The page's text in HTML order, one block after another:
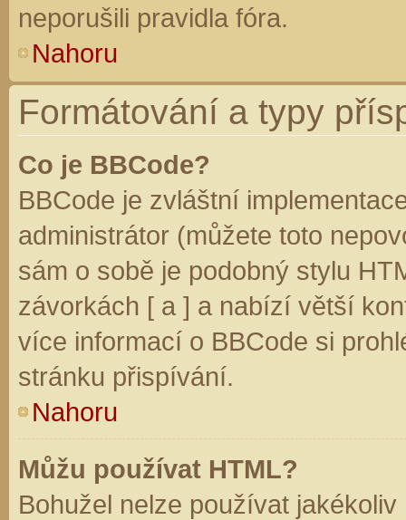
neporušili pravidla fóra.
Nahoru
Formátování a typy
Co je BBCode?
BBCode je zvláštní
administrátor (můžete toto
sám o sobě je podobný stylu
závorkách [ a ] a nabízí větší
více informací o BBCode si
stránku přispívání.
Nahoru
Můžu používat HTML?
Bohužel nelze používat